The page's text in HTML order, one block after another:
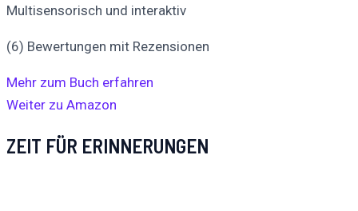
Multisensorisch und interaktiv
(6) Bewertungen mit Rezensionen
Mehr zum Buch erfahren
Weiter zu Amazon
ZEIT FÜR ERINNERUNGEN